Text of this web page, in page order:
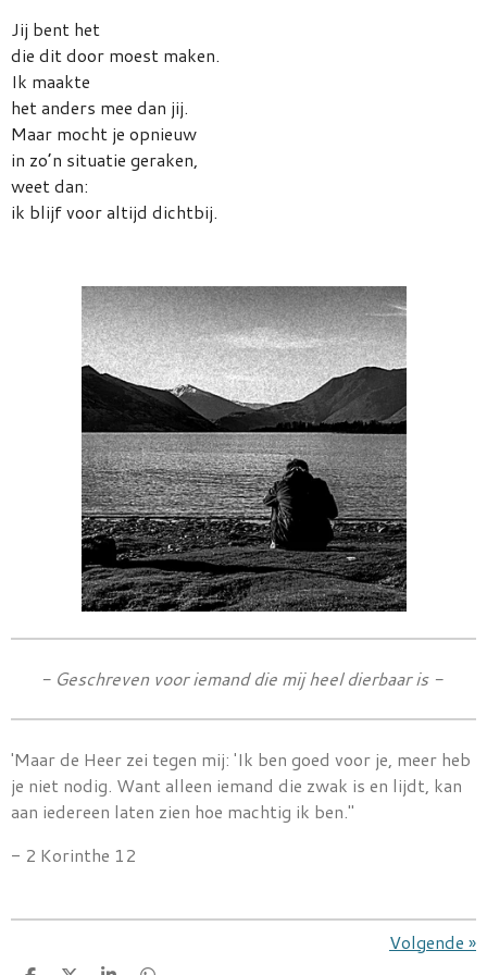
Jij bent het
die dit door moest maken.
Ik maakte
het anders mee dan jij.
Maar mocht je opnieuw
in zo’n situatie geraken,
weet dan:
ik blijf voor altijd dichtbij.
- Geschreven voor iemand die mij heel dierbaar is -
'Maar de Heer zei tegen mij: 'Ik ben goed voor je, meer heb
je niet nodig. Want alleen iemand die zwak is en lijdt, kan
aan iedereen laten zien hoe machtig ik ben."
- 2 Korinthe 12
Volgende »